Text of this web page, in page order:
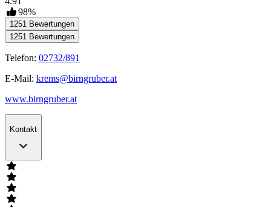
98%
1251 Bewertungen
1251 Bewertungen
Telefon: 02732/891
E-Mail: krems@birngruber.at
www.birngruber.at
Kontakt